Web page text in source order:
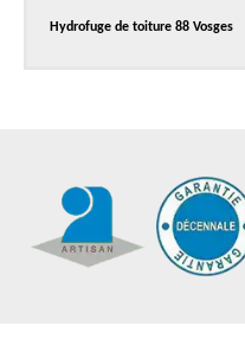
Hydrofuge de toiture 88 Vosges